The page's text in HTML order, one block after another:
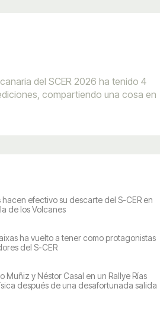
del SCER 2026 ha tenido 4
compartiendo una cosa en
efectivo su descarte del S-CER en
de los Volcanes
ha vuelto a tener como protagonistas
del S-CER
Muñiz y Néstor Casal en un Rallye Rías
después de una desafortunada salida